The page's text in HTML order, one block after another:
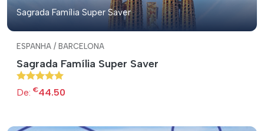
Sagrada Família Super Saver
ESPANHA / BARCELONA
Sagrada Família Super Saver
De: €44.50